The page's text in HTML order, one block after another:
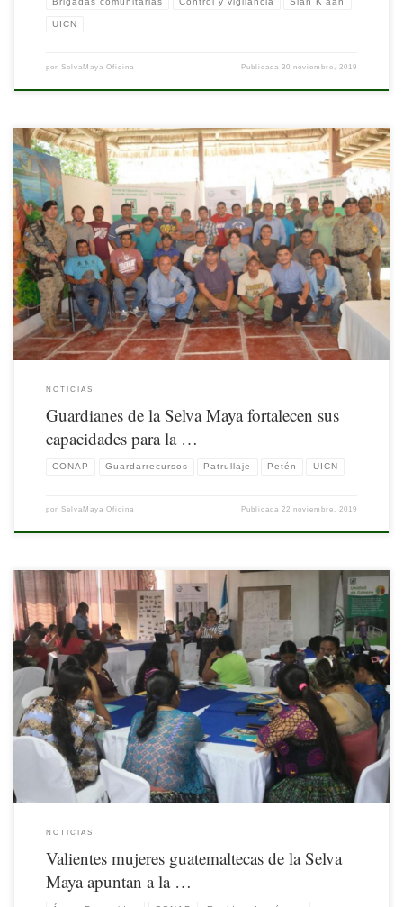
UICN
por SelvaMaya Oficina Publicada30 noviembre, 2019
Nota originalmente publicada por la UICN (Unión Internacional para la
Conservación de la Naturaleza) Disponible
en: https://www.iucn.org/es/news/mexico-america-central-y-el-
caribe/201911/guardianes-de-la-selva-maya-fortalecen-sus-capacidades-para-la-
conservacion-de-las-areas-protegidas-de-peten
NOTICIAS
Guardianes de la Selva Maya fortalecen sus
capacidades para la …
CONAP Guardarrecursos Patrullaje Petén UICN
por SelvaMaya Oficina Publicada22 noviembre, 2019
Nota publicada originalmente por la Unión Internacional para la Conservación de
la Naturaleza (UICN). Disponible en: https://www.iucn.org/news/mexico-america-
central-y-el-caribe/201909/valientes-mujeres-guatemaltecas-de-la-selva-maya-
apuntan-a-la-conservacion-de-las-areas-protegidas
NOTICIAS
Valientes mujeres guatemaltecas de la Selva
Maya apuntan a la …